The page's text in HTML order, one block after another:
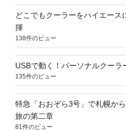
どこでもクーラーをハイエース
揮
138件のビュー
USBで動く！パーソナルクーラ
135件のビュー
特急「おおぞら3号」で札幌か
旅の第二章
81件のビュー